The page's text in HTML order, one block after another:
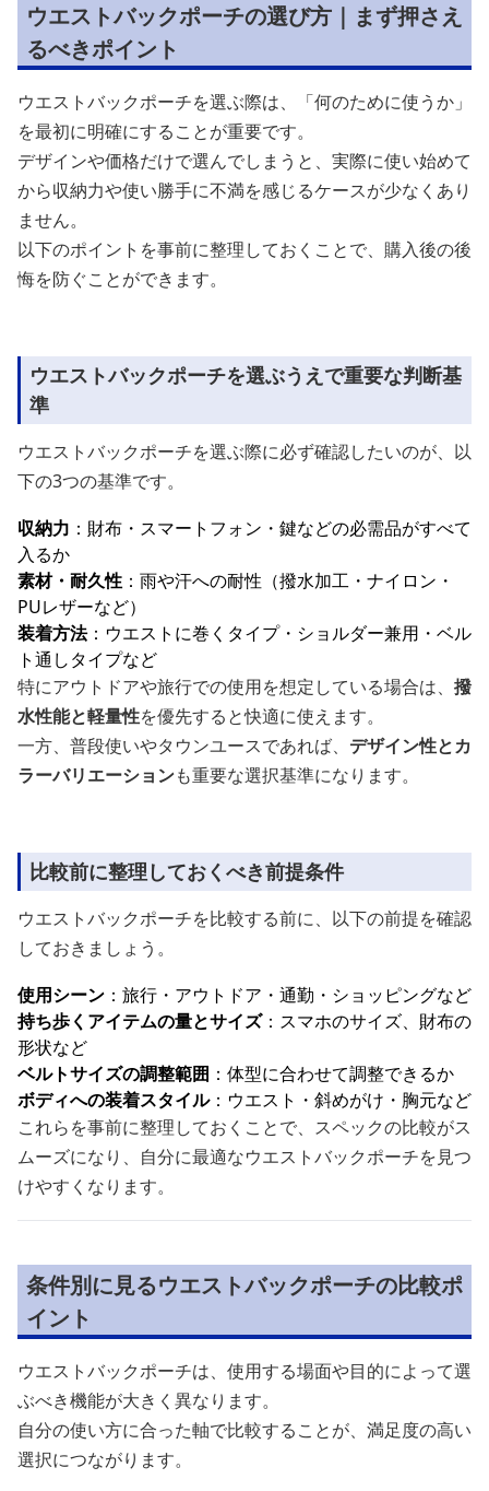
ウエストバックポーチの選び方｜まず押さえ
るべきポイント
ウエストバックポーチを選ぶ際は、「何のために使うか」
を最初に明確にすることが重要です。
デザインや価格だけで選んでしまうと、実際に使い始めて
から収納力や使い勝手に不満を感じるケースが少なくあり
ません。
以下のポイントを事前に整理しておくことで、購入後の後
悔を防ぐことができます。
ウエストバックポーチを選ぶうえで重要な判断基
準
ウエストバックポーチを選ぶ際に必ず確認したいのが、以
下の3つの基準です。
収納力 ：財布・スマートフォン・鍵などの必需品がすべて
入るか
素材・耐久性 ：雨や汗への耐性（撥水加工・ナイロン・
PUレザーなど）
装着方法：ウエストに巻くタイプ・ショルダー兼用・ベル
ト通しタイプなど
特にアウトドアや旅行での使用を想定している場合は、 撥
水性能と軽量性を優先すると快適に使えます。
一方、普段使いやタウンユースであれば、 デザイン性とカ
ラーバリエーションも重要な選択基準になります。
比較前に整理しておくべき前提条件
ウエストバックポーチを比較する前に、以下の前提を確認
しておきましょう。
使用シーン ：旅行・アウトドア・通勤・ショッピングなど
持ち歩くアイテムの量とサイズ：スマホのサイズ、財布の
形状など
ベルトサイズの調整範囲 ：体型に合わせて調整できるか
ボディへの装着スタイル：ウエスト・斜めがけ・胸元など
これらを事前に整理しておくことで、スペックの比較がス
ムーズになり、自分に最適なウエストバックポーチを見つ
けやすくなります。
条件別に見るウエストバックポーチの比較ポ
イント
ウエストバックポーチは、使用する場面や目的によって選
ぶべき機能が大きく異なります。
自分の使い方に合った軸で比較することが、満足度の高い
選択につながります。